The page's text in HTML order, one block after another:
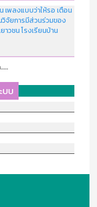
เพลงแบบว่าให้รอ เตือน
วิจัยการมีส่วนร่วมของ
วชน โรงเรียนบ้าน
บบ